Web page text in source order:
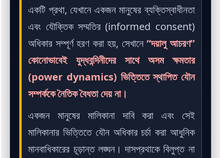
একটি প্রথা, যেখানে একজন মানুষের ব্যক্তিস্বাধীনতা
এবং যৌক্তিক সম্মতির (informed consent)
অধিকার সম্পূর্ণ হরণ করা হয়, সেখানে“দয়ালু আচরণ”
কোনোভাবেই যুদ্ধবন্দিনীদের সাথে অসম ক্ষমতার
(power dynamics) ভিত্তিতে স্থাপিত যৌন
সম্পর্ককে নৈতিক বৈধতা দেয় না।
একজন মানুষের মালিকানা দাবি করা এবং সেই
মালিকানার ভিত্তিতে যৌন অধিকার চর্চা করা আধুনিক
মানবাধিকারের চূড়ান্ত লঙ্ঘন। দাসপ্রথাকে বিলুপ্ত না